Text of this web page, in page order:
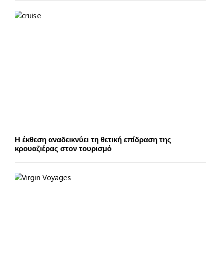
Η έκθεση αναδεικνύει τη θετική επίδραση της
κρουαζιέρας στον τουρισμό